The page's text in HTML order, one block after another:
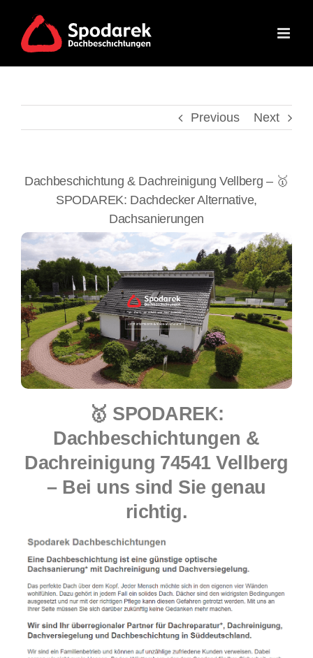
content
Previous Next
Dachbeschichtung & Dachreinigung Vellberg – 🥇
SPODAREK: Dachdecker Alternative,
Dachsanierungen
🥇 SPODAREK:
Dachbeschichtungen &
Dachreinigung 74541 Vellberg
– Bei uns sind Sie genau
richtig.